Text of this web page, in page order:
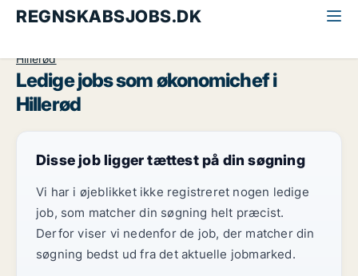
REGNSKABSJOBS.DK
Hillerød
Ledige jobs som økonomichef i
Hillerød
Disse job ligger tættest på din søgning
Vi har i øjeblikket ikke registreret nogen ledige
job, som matcher din søgning helt præcist.
Derfor viser vi nedenfor de job, der matcher din
søgning bedst ud fra det aktuelle jobmarked.